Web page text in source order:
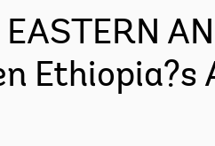
Ethiopia?s